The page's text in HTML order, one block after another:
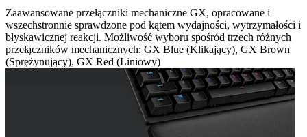
Zaawansowane przełączniki mechaniczne GX, opracowane i
wszechstronnie sprawdzone pod kątem wydajności, wytrzymałości i
błyskawicznej reakcji. Możliwość wyboru spośród trzech różnych
przełączników mechanicznych: GX Blue (Klikający), GX Brown
(Sprężynujący), GX Red (Liniowy)